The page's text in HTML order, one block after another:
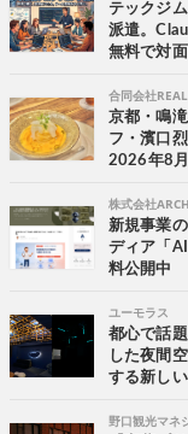
テックジ
派遣。
無料で対
合同会社
京都・鳴
フ・濱口
2026年8
株式会社
新規事業
ディア「
料公開中
ユーモラス
都心で話
した夜間
する新し
野口観光マネ